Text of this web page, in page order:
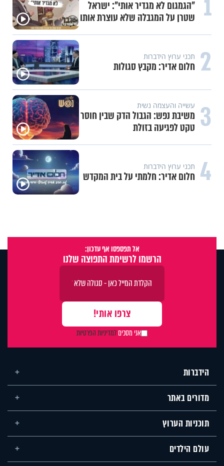
1
"הגמגום לא מגדיר אותי": ישראל
שטרן על המגבלה שלא עוצרת אותו
2 תכני ערוץ הידברות
חלום אדיר: מקבץ סגולות
3 עשייה והעצמה נשית
משיבת נפש: הגבול הדק שבין חוסר
טקט לפגיעה בזולת
4 תכני ערוץ הידברות
חלום אדיר: חלמתי על בית המקדש
אל תפספסו אף עדכון:
הרשמו לרשימת התפוצה שלנו
אני מסכיםלמדיניות הפרטיות
הידברות
מדורים באתר
תוכניות הערוץ
עולם הילדים